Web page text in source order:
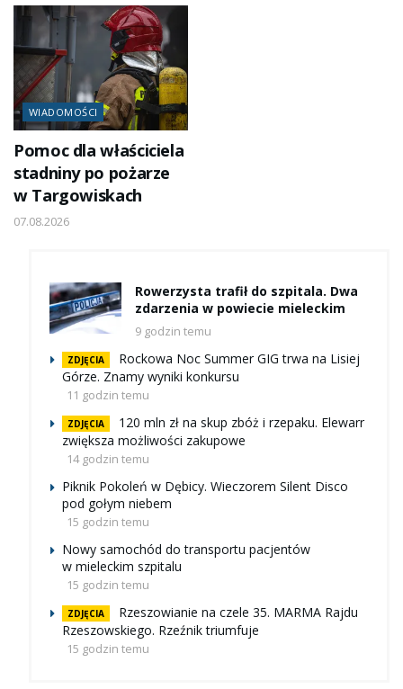
WIADOMOŚCI
Pomoc dla właściciela
stadniny po pożarze
w Targowiskach
07.08.2026
Rowerzysta trafił do szpitala. Dwa
zdarzenia w powiecie mieleckim
9 godzin temu
ZDJĘCIA
Rockowa Noc Summer GIG trwa na Lisiej
Górze. Znamy wyniki konkursu
11 godzin temu
ZDJĘCIA
120 mln zł na skup zbóż i rzepaku. Elewarr
zwiększa możliwości zakupowe
14 godzin temu
Piknik Pokoleń w Dębicy. Wieczorem Silent Disco
pod gołym niebem
15 godzin temu
Nowy samochód do transportu pacjentów
w mieleckim szpitalu
15 godzin temu
ZDJĘCIA
Rzeszowianie na czele 35. MARMA Rajdu
Rzeszowskiego. Rzeźnik triumfuje
15 godzin temu